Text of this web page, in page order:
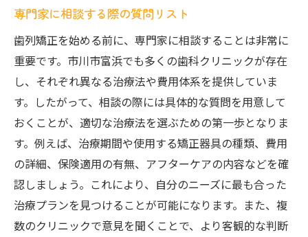
専門家に相談する際の質問リスト
歯列矯正を始める前に、専門家に相談することは非常に
重要です。市川市富浜でも多くの歯科クリニックが存在
し、それぞれ異なる治療法や費用体系を提供していま
す。したがって、相談の際には具体的な質問を用意して
おくことが、適切な治療法を選ぶための第一歩となりま
す。例えば、治療期間や使用する矯正器具の種類、費用
の詳細、保険適用の有無、アフターケアの内容などを確
認しましょう。これにより、自分のニーズに最も合った
治療プランを見つけることが可能になります。また、複
数のクリニックで意見を聞くことで、より客観的な判断